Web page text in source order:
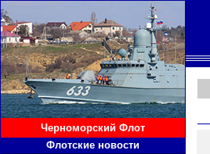
Черноморский Флот
Флотские новости